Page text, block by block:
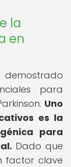
la
en
demostrado
para
Uno
es la
para
Dado que
factor clave